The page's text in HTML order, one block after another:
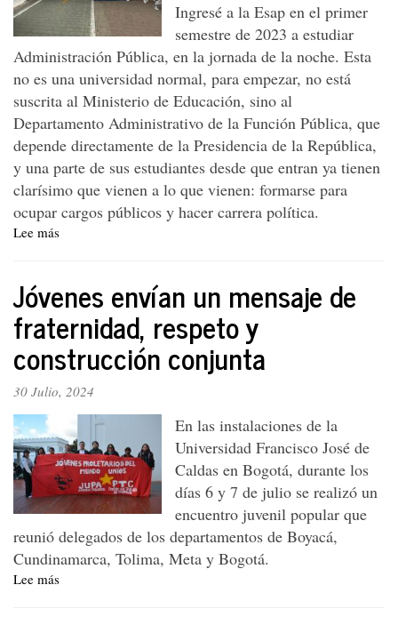
Ingresé a la Esap en el primer
semestre de 2023 a estudiar
Administración Pública, en la jornada de la noche. Esta
no es una universidad normal, para empezar, no está
suscrita al Ministerio de Educación, sino al
Departamento Administrativo de la Función Pública, que
depende directamente de la Presidencia de la República,
y una parte de sus estudiantes desde que entran ya tienen
clarísimo que vienen a lo que vienen: formarse para
ocupar cargos públicos y hacer carrera política.
Lee más
la
Esap.
Parte
I.
Jóvenes envían un mensaje de
fraternidad, respeto y
construcción conjunta
30 Julio, 2024
En las instalaciones de la
Universidad Francisco José de
Caldas en Bogotá, durante los
días 6 y 7 de julio se realizó un
encuentro juvenil popular que
reunió delegados de los departamentos de Boyacá,
Cundinamarca, Tolima, Meta y Bogotá.
Lee más